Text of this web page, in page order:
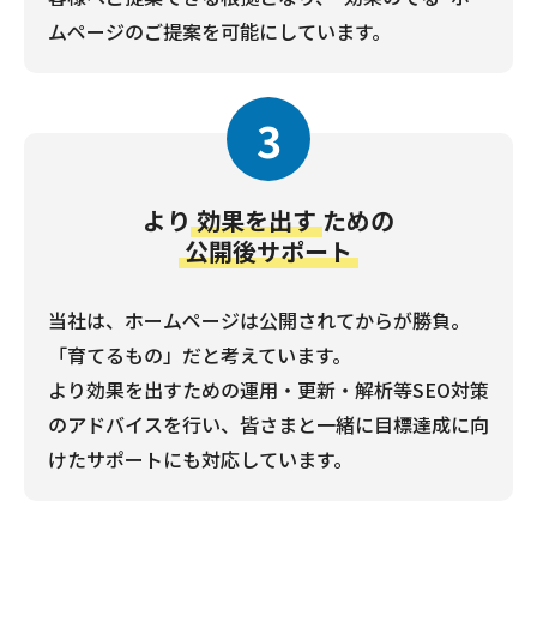
ムページのご提案を可能にしています。
3
より 効果を出す ための
公開後サポート
当社は、ホームページは公開されてからが勝負。
「育てるもの」だと考えています。
より効果を出すための運用・更新・解析等SEO対策
のアドバイスを行い、皆さまと一緒に目標達成に向
けたサポートにも対応しています。